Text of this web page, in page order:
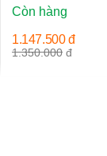
Còn hàng
1.350.000 đ
1.147.500 đ